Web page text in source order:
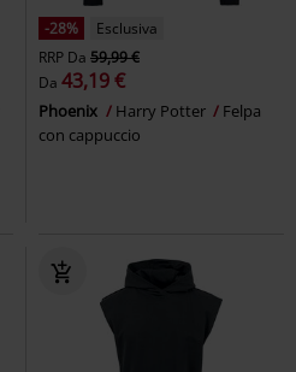
-28%
Esclusiva
RRP Da 59,99 €
Da 43,19 €
Phoenix Harry Potter
Felpa
con cappuccio